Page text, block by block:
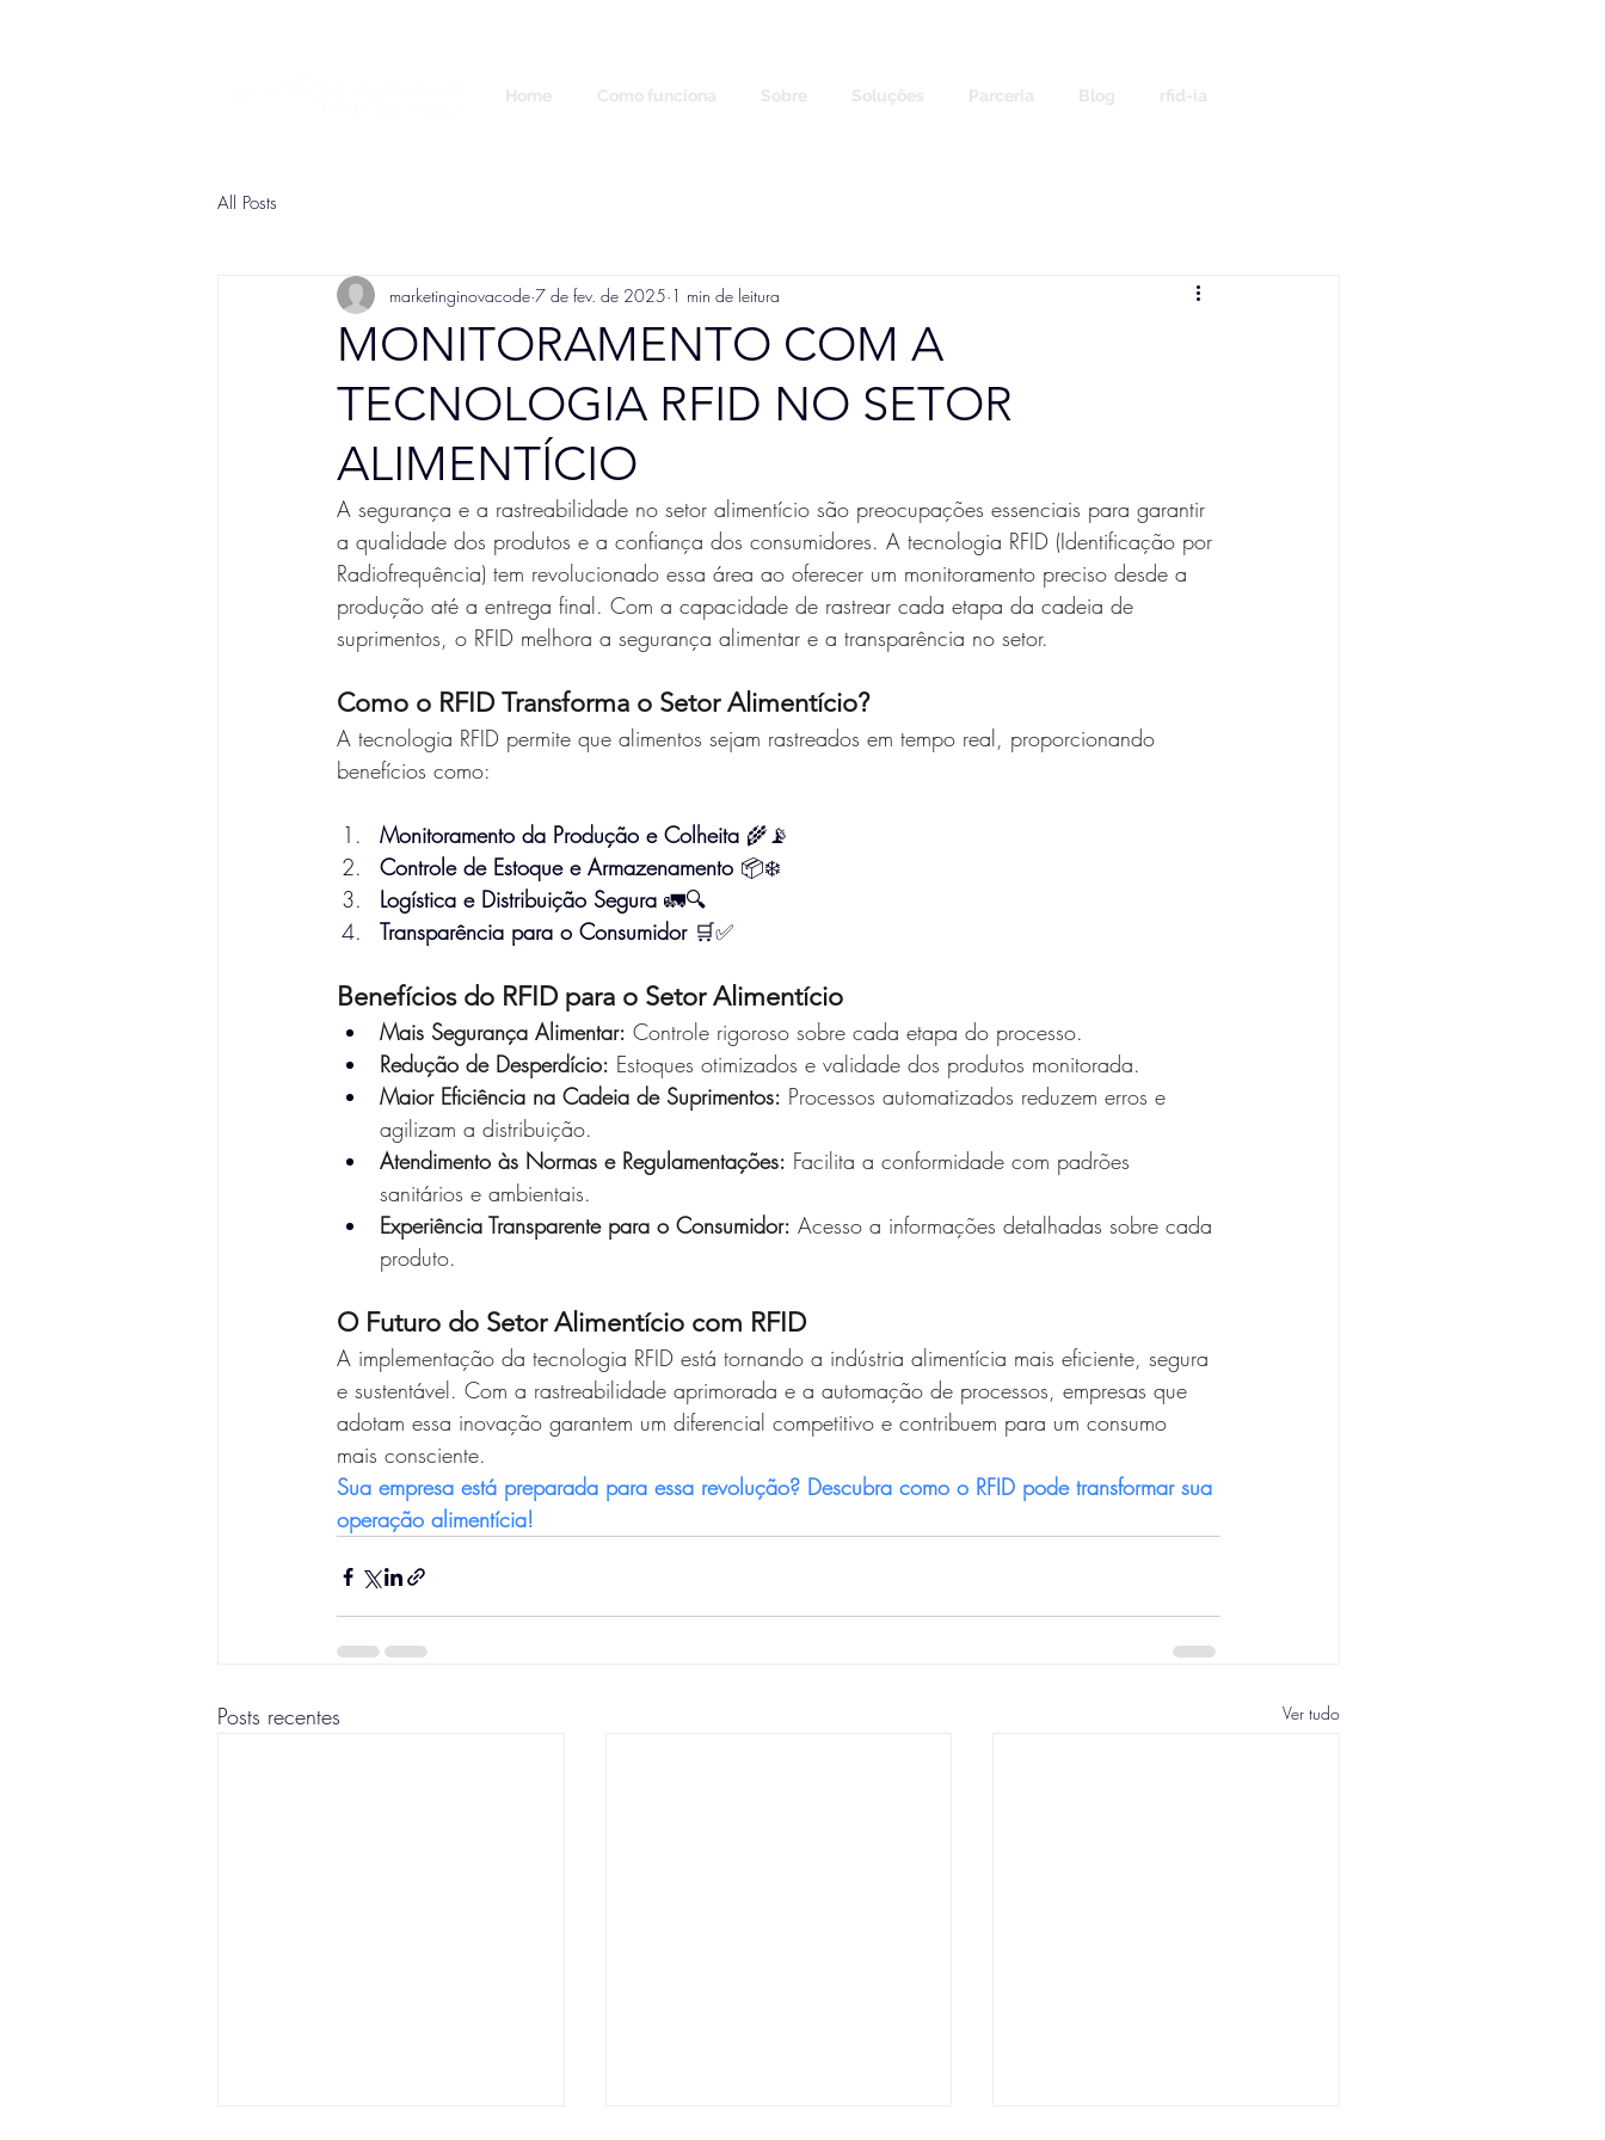
Home Como funciona Sobre Soluções Parceria Blog rfid-ia
All Posts
MONITORAMENTO COM A
TECNOLOGIA RFID NO SETOR
ALIMENTÍCIO
marketinginovacode 7 de fev. de 2025 1 min de leitura
A segurança e a rastreabilidade no setor alimentício são preocupações essenciais para garantir
a qualidade dos produtos e a confiança dos consumidores. A tecnologia RFID (Identificação por
Radiofrequência) tem revolucionado essa área ao oferecer um monitoramento preciso desde a
produção até a entrega final. Com a capacidade de rastrear cada etapa da cadeia de
suprimentos, o RFID melhora a segurança alimentar e a transparência no setor.
Como o RFID Transforma o Setor Alimentício?
A tecnologia RFID permite que alimentos sejam rastreados em tempo real, proporcionando
benefícios como:
Monitoramento da Produção e Colheita 🌾📡
Controle de Estoque e Armazenamento 📦❄️
Logística e Distribuição Segura 🚛🔍
Transparência para o Consumidor 🛒✅
Benefícios do RFID para o Setor Alimentício
Mais Segurança Alimentar: Controle rigoroso sobre cada etapa do processo.
Redução de Desperdício: Estoques otimizados e validade dos produtos monitorada.
Maior Eficiência na Cadeia de Suprimentos: Processos automatizados reduzem erros e
agilizam a distribuição.
Atendimento às Normas e Regulamentações: Facilita a conformidade com padrões
sanitários e ambientais.
Experiência Transparente para o Consumidor: Acesso a informações detalhadas sobre cada
produto.
O Futuro do Setor Alimentício com RFID
A implementação da tecnologia RFID está tornando a indústria alimentícia mais eficiente, segura
e sustentável. Com a rastreabilidade aprimorada e a automação de processos, empresas que
adotam essa inovação garantem um diferencial competitivo e contribuem para um consumo
mais consciente.
Sua empresa está preparada para essa revolução? Descubra como o RFID pode transformar sua
operação alimentícia!
Posts recentes Ver tudo